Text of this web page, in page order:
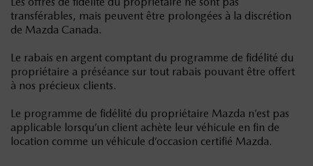
transférables, mais peuvent être prolongées à la discrétion
de Mazda Canada.
Le rabais en argent comptant du programme de fidélité du
propriétaire a préséance sur tout rabais pouvant être offert
à nos précieux clients.
Le programme de fidélité du propriétaire Mazda n’est pas
applicable lorsqu’un client achète leur véhicule en fin de
location comme un véhicule d’occasion certifié Mazda.